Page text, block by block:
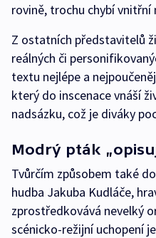
rovině, trochu chybí
Z ostatních představitelů
reálných či
textu nejlépe a
který do inscenace vnáší
nadsázku, což je diváky
Modrý pták
Tvůrčím způsobem také
hudba Jakuba Kudláče,
zprostředkovává nevelký
scénicko-režijní uchopení